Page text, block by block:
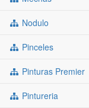
Nodulo
Pinceles
Pinturas Premier
Pintureria